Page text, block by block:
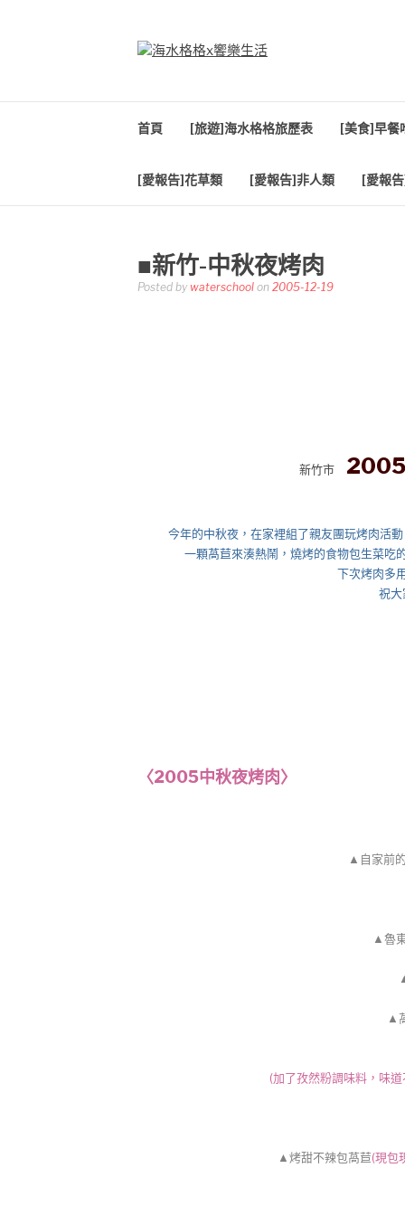
首頁 [旅遊]海水格格旅歷表 [美食]早餐
[愛報告]花草類 [愛報告]非人類 [愛報
■新竹-中秋夜烤肉
Posted by waterschool on 2005-12-19
新竹市 2005
今年的中秋夜，在家裡組了親友團玩烤肉活動
一顆萵苣來湊熱鬧，燒烤的食物包生菜吃
下次烤肉多用
祝大家
◎海
〈2005中秋夜烤肉〉
▲自家前
▲魯
▲
(加了孜然粉調味料，味
▲烤甜不辣包萵苣(現包